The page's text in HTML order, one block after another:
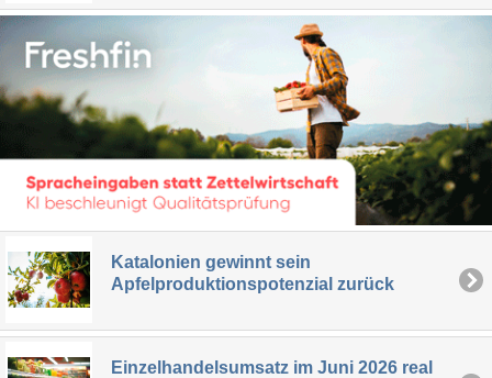
Katalonien gewinnt sein
Apfelproduktionspotenzial zurück
Einzelhandelsumsatz im Juni 2026 real